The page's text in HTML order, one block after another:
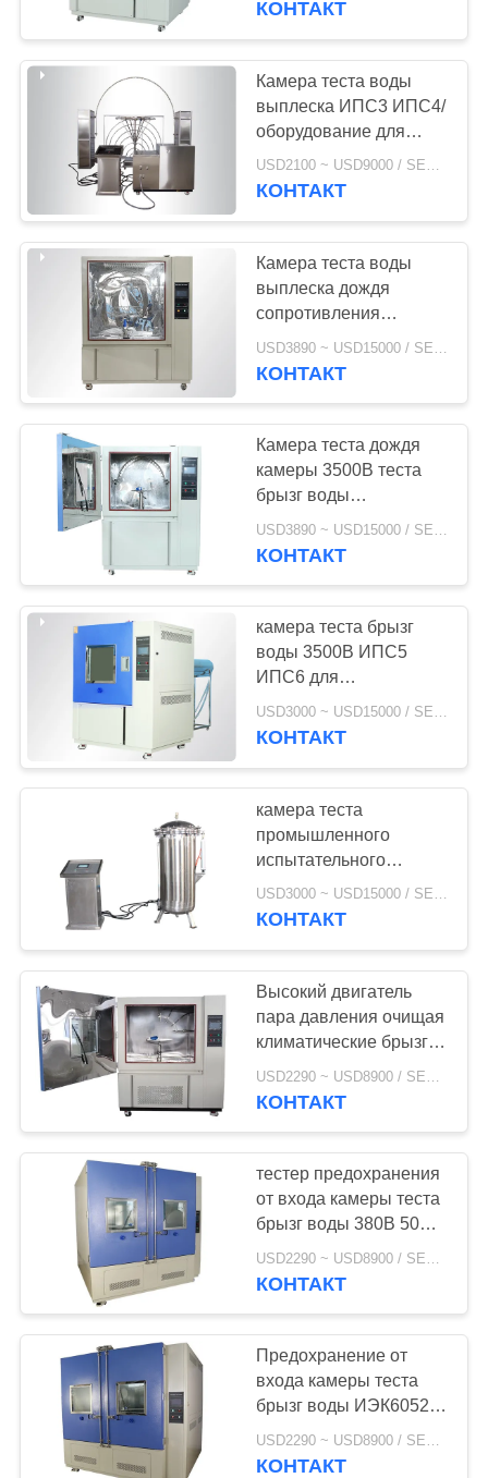
КОНТАКТ
Камера теста воды
выплеска ИПС3 ИПС4/
оборудование для
испытаний
лаборатории с
USD2100 ~ USD9000 / SET MOQ:1 комплект
КОНТАКТ
Камера теста воды
выплеска дождя
сопротивления
ИЭК60529/
экологическое
КОНТАКТ
Камера теста дождя
камеры 3500В теста
брызг воды
сопротивления воды
ИП С3 С4
USD3890 ~ USD15000 / SET MOQ:1 комплект
КОНТАКТ
камера теста брызг
воды 3500В ИПС5
ИПС6 для
предохранения от
приложения
USD3000 ~ USD15000 / SET MOQ:1 комплект
КОНТАКТ
камера теста
промышленного
испытательного
оборудования
водоустойчивая Ипкс7
USD3000 ~ USD15000 / SET MOQ:1 комплект
КОНТАКТ
Высокий двигатель
пара давления очищая
климатические брызги
воды ИПС9К камеры
теста
КОНТАКТ
тестер предохранения
от входа камеры теста
брызг воды 380В 50ХЗ
для автомобильного и
электроники
КОНТАКТ
Предохранение от
входа камеры теста
брызг воды ИЭК60529
интегрированное
водоустойчивое
USD2290 ~ USD8900 / SET MOQ:1 комплект
КОНТАКТ